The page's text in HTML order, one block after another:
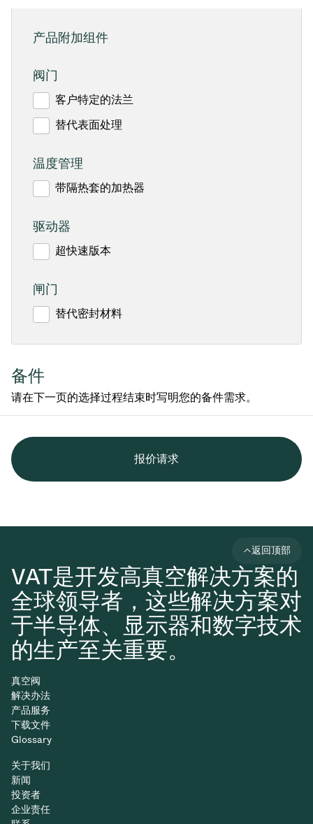
产品附加组件
阀门
客户特定的法兰
替代表面处理
温度管理
带隔热套的加热器
驱动器
超快速版本
闸门
替代密封材料
备件
请在下一页的选择过程结束时写明您的备件需求。
报价请求
VAT是开发高真空解决方案的
全球领导者，这些解决方案对
于半导体、显示器和数字技术
的生产至关重要。
返回顶部
真空阀
解决办法
产品服务
下载文件
Glossary
关于我们
新闻
投资者
企业责任